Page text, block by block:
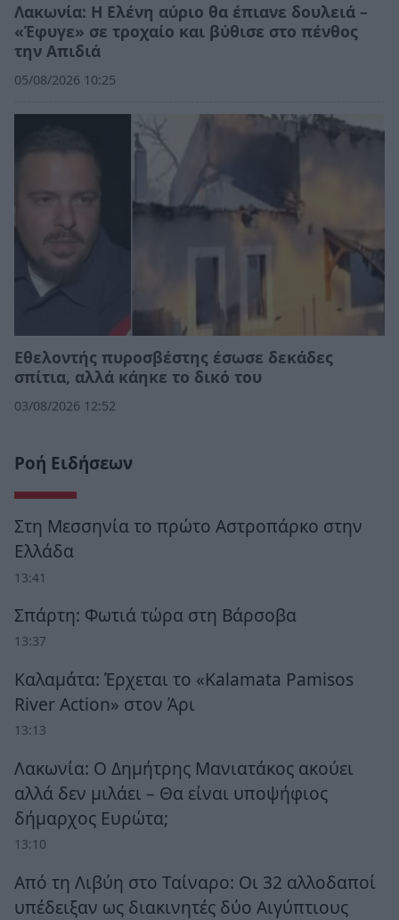
Λακωνία: Η Ελένη αύριο θα έπιανε δουλειά –
«Έφυγε» σε τροχαίο και βύθισε στο πένθος
την Απιδιά
05/08/2026 10:25
Εθελοντής πυροσβέστης έσωσε δεκάδες
σπίτια, αλλά κάηκε το δικό του
03/08/2026 12:52
Ροή Ειδήσεων
Στη Μεσσηνία το πρώτο Αστροπάρκο στην
Ελλάδα
13:41
Σπάρτη: Φωτιά τώρα στη Βάρσοβα
13:37
Καλαμάτα: Έρχεται το «Kalamata Pamisos
River Action» στον Άρι
13:13
Λακωνία: Ο Δημήτρης Μανιατάκος ακούει
αλλά δεν μιλάει – Θα είναι υποψήφιος
δήμαρχος Ευρώτα;
13:10
Από τη Λιβύη στο Ταίναρο: Οι 32 αλλοδαποί
υπέδειξαν ως διακινητές δύο Αιγύπτιους